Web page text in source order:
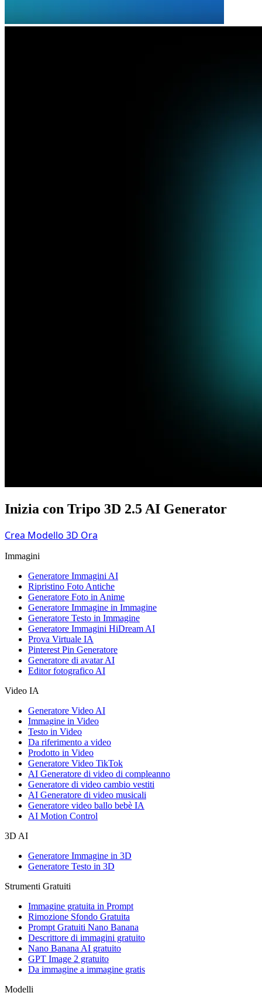
Inizia con Tripo 3D 2.5 AI Generator
Crea Modello 3D Ora
Immagini
Generatore Immagini AI
Ripristino Foto Antiche
Generatore Foto in Anime
Generatore Immagine in Immagine
Generatore Testo in Immagine
Generatore Immagini HiDream AI
Prova Virtuale IA
Pinterest Pin Generatore
Generatore di avatar AI
Editor fotografico AI
Video IA
Generatore Video AI
Immagine in Video
Testo in Video
Da riferimento a video
Prodotto in Video
Generatore Video TikTok
AI Generatore di video di compleanno
Generatore di video cambio vestiti
AI Generatore di video musicali
Generatore video ballo bebè IA
AI Motion Control
3D AI
Generatore Immagine in 3D
Generatore Testo in 3D
Strumenti Gratuiti
Immagine gratuita in Prompt
Rimozione Sfondo Gratuita
Prompt Gratuiti Nano Banana
Descrittore di immagini gratuito
Nano Banana AI gratuito
GPT Image 2 gratuito
Da immagine a immagine gratis
Modelli